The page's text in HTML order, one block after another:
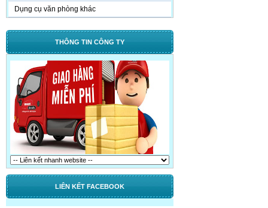
Dụng cụ văn phòng khác
THÔNG TIN CÔNG TY
LIÊN KẾT FACEBOOK